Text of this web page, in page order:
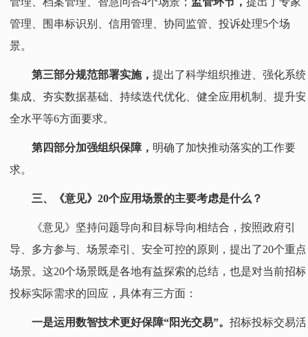
管理、围串标识别、信用管理、协同监管、投诉处理5个场
景。
第三部分规范部署实施，提出了科学组织推进、强化系统
集成、夯实数据基础、持续迭代优化、健全应用机制、提升安
全水平等6方面要求。
第四部分加强组织保障， 明确了加快推动落实的工作要
求。
三、《意见》20个应用场景的主要考虑是什么？
《意见》坚持问题导向和目标导向相结合，按照政府引
导、多方参与、场景牵引、安全可控的原则，提出了20个重点
场景。这20个场景既是各地有益探索的总结，也是对当前招标
投标实际需求的回应，具体有三方面：
一是运用数智技术更好保障“阳光交易”。招标投标交易活